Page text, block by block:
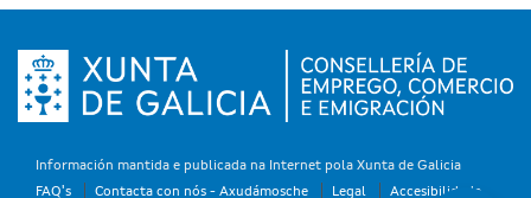
Información mantida e publicada na Internet pola Xunta de Galicia
FAQ's
Contacta con nós - Axudámosche Legal Accesibilidade